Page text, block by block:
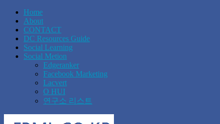
Home
About
CONTACT
DC Resources Guide
Social Learning
Social Metion
Edgeranker
Facebook Marketing
Lacvert
O HUI
연구소 리스트